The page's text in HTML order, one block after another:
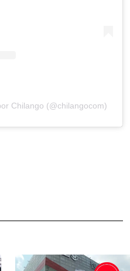
Chilango (@chilangocom)